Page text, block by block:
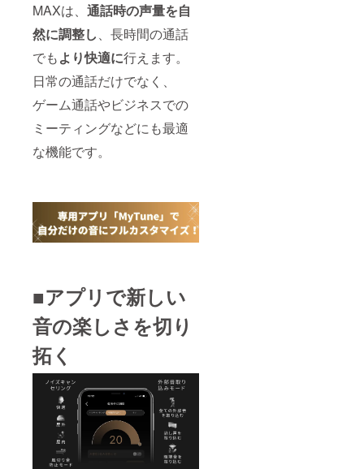
MAXは、 通話時の声量を自
然に調整し、長時間の通話
でもより快適に行えます。
日常の通話だけでなく、
ゲーム通話やビジネスでの
ミーティングなどにも最適
な機能です。
■アプリで新しい
音の楽しさを切り
拓く